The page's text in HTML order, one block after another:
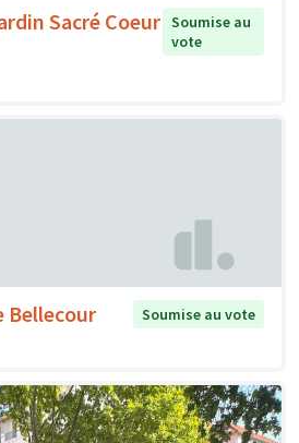
Sacré Coeur Soumise au
vote
Bellecour
Soumise au vote